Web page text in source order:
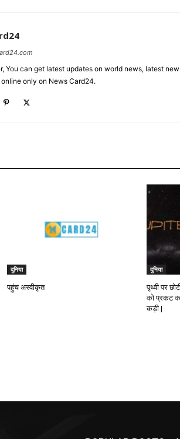
You can get latest updates on world news, latest
only on News Card24.
दुनिया
पहुंच अस्वीकृत
दुनिया
पृथ्वी पर
को प्रकट
कड़ी |